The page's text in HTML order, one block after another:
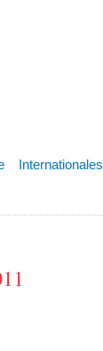
Internationales